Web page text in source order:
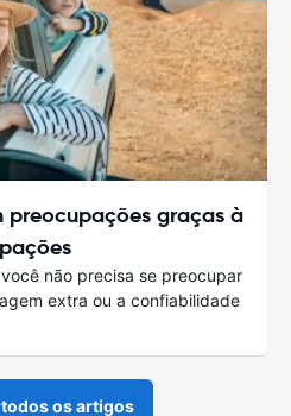
preocupações graças à
não precisa se preocupar
extra ou a confiabilidade
os artigos